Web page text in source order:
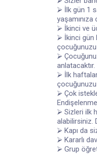
⮚ İlk gün 1
yaşamınıza
⮚ İkinci ve
⮚ İkinci gün
çocuğunuzu
⮚
anlatacaktır.
⮚ İlk
⮚ Çok
⮚ Sizleri ilk
alabilirsiniz.
⮚ Kapı da
⮚ Kararlı
⮚ Grup